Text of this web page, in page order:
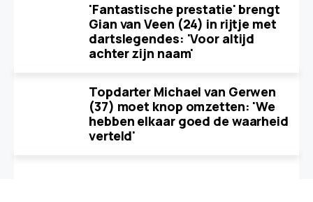
'Fantastische prestatie' brengt
Gian van Veen (24) in rijtje met
dartslegendes: 'Voor altijd
achter zijn naam'
Topdarter Michael van Gerwen
(37) moet knop omzetten: 'We
hebben elkaar goed de waarheid
verteld'